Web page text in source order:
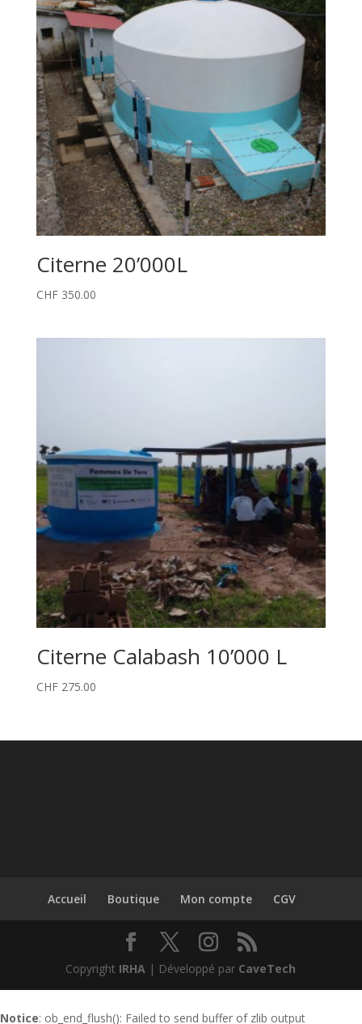
Citerne 20’000L
CHF350.00
Citerne Calabash 10’000 L
CHF275.00
Accueil Boutique Mon compte CGV
Copyright IRHA | Développé par CaveTech
Notice: ob_end_flush(): Failed to send buffer of zlib output